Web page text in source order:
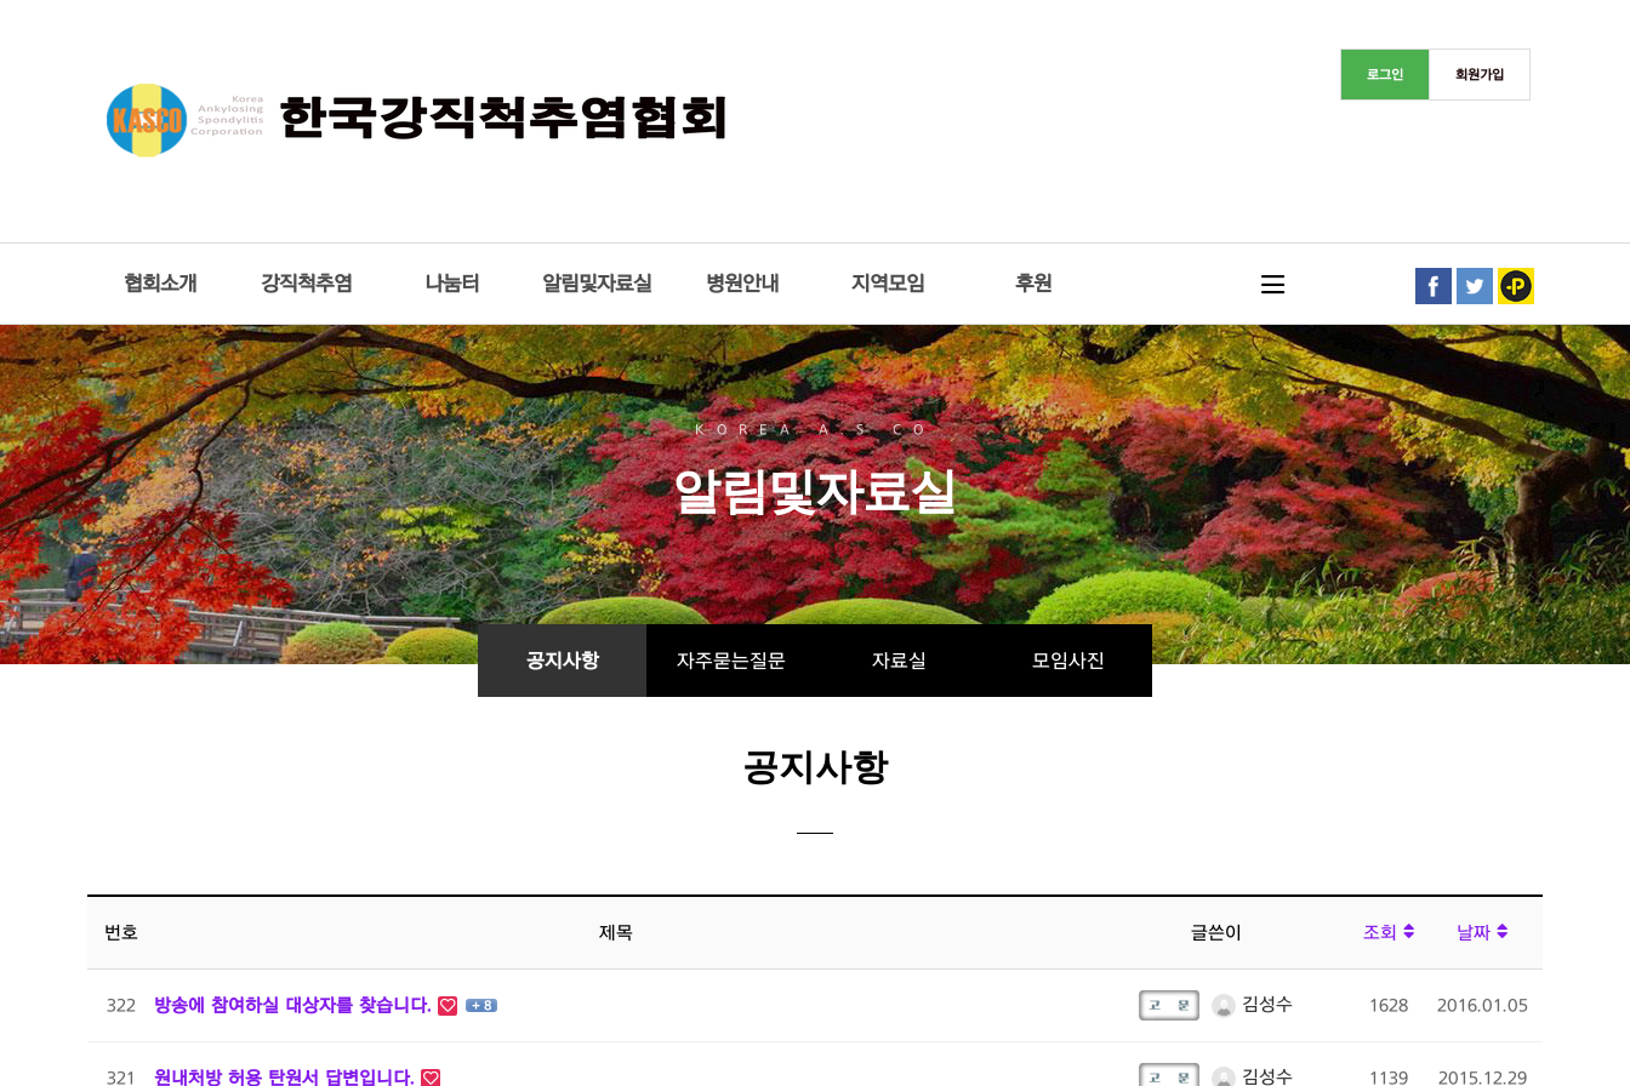
회원가입
로그인
협회소개 강직척추염 나눔터 알림및자료실 병원안내 지역모임 후원
공지사항 자주묻는질문 자료실 모임사진
KOREA A.S CO
알림및자료실
공지사항
번호 제목 글쓴이 조회 날짜
322 방송에 참여하실 대상자를 찾습니다. + 8 김성수 1628 2016.01.05
321 원내처방 허용 탄원서 답변입니다. 김성수 1139 2015.12.29